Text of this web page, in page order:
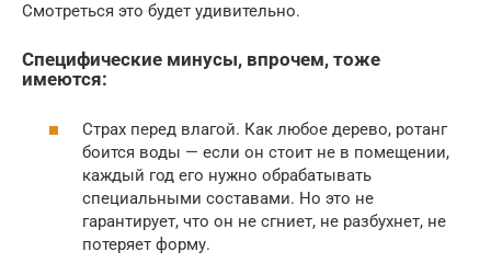
Смотреться это будет удивительно.
Специфические минусы, впрочем, тоже
имеются:
Страх перед влагой. Как любое дерево, ротанг
боится воды — если он стоит не в помещении,
каждый год его нужно обрабатывать
специальными составами. Но это не
гарантирует, что он не сгниет, не разбухнет, не
потеряет форму.